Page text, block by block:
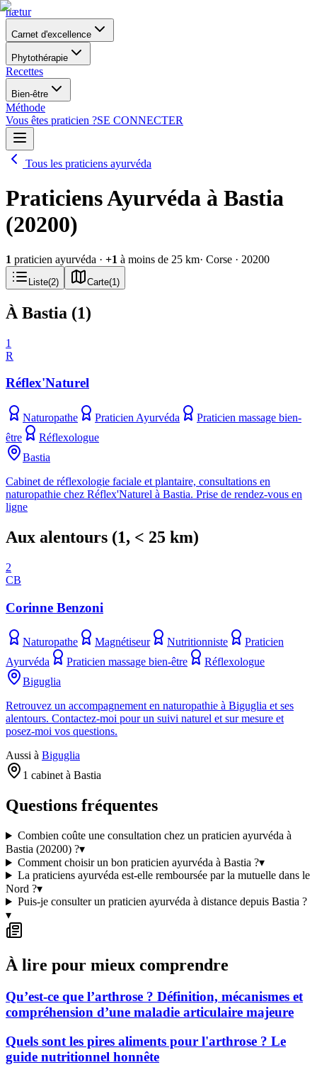
nætur
Carnet d'excellence
Phytothérapie
Recettes
Bien-être
Méthode
Vous êtes praticien ?SE CONNECTER
Tous les praticiens ayurvéda
Praticiens Ayurvéda à Bastia
(20200)
1 praticien ayurvéda · +1 à moins de 25 km· Corse · 20200
Liste(2) Carte(1 )
À Bastia (1)
1
R
Réflex'Naturel
Naturopathe Praticien Ayurvéda
Praticien massage bien-
être
Réflexologue
Bastia
Cabinet de réflexologie faciale et plantaire, consultations en
naturopathie chez Réflex'Naturel à Bastia. Prise de rendez-vous en
ligne
Aux alentours (1, < 25 km)
2
CB
Corinne Benzoni
Naturopathe Magnétiseur Nutritionniste
Praticien
Ayurvéda
Praticien massage bien-être
Réflexologue
Biguglia
Retrouvez un accompagnement en naturopathie à Biguglia et ses
alentours. Contactez-moi pour un suivi naturel et sur mesure et
posez-moi vos questions.
Aussi à Biguglia
1 cabinet à Bastia
Questions fréquentes
Combien coûte une consultation chez un praticien ayurvéda à
Bastia (20200) ?▾
Comment choisir un bon praticien ayurvéda à Bastia ?▾
La praticiens ayurvéda est-elle remboursée par la mutuelle dans le
Nord ?▾
Puis-je consulter un praticien ayurvéda à distance depuis Bastia ?
▾
À lire pour mieux comprendre
Qu’est-ce que l’arthrose ? Définition, mécanismes et
compréhension d’une maladie articulaire majeure
Quels sont les pires aliments pour l'arthrose ? Le
guide nutritionnel honnête